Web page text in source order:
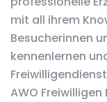
mit all ihrem
Besucherinnen
kennenlernen
AWO